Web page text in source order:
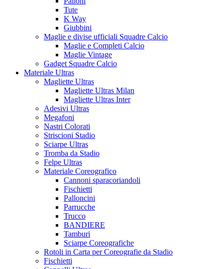
Tute
K Way
Giubbini
Maglie e divise ufficiali Squadre Calcio
Maglie e Completi Calcio
Maglie Vintage
Gadget Squadre Calcio
Materiale Ultras
Magliette Ultras
Magliette Ultras Milan
Magliette Ultras Inter
Adesivi Ultras
Megafoni
Nastri Colorati
Striscioni Stadio
Sciarpe Ultras
Tromba da Stadio
Felpe Ultras
Materiale Coreografico
Cannoni sparacoriandoli
Fischietti
Palloncini
Parrucche
Trucco
BANDIERE
Tamburi
Sciarpe Coreografiche
Rotoli in Carta per Coreografie da Stadio
Fischietti